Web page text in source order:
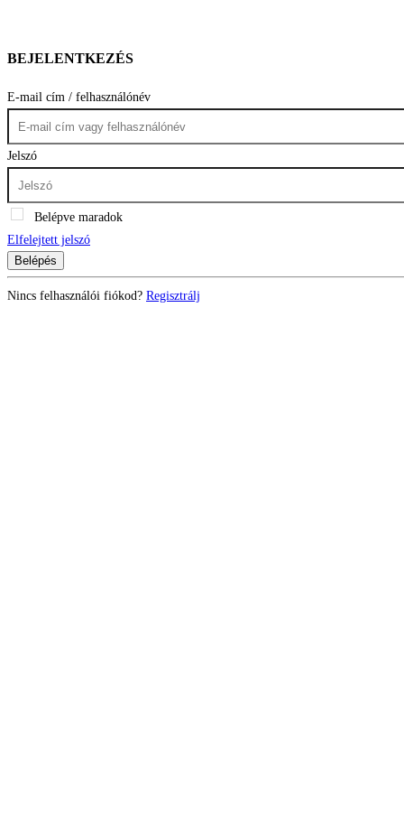
BEJELENTKEZÉS
E-mail cím / felhasználónév
Jelszó
Belépve maradok
Elfelejtett jelszó
Belépés
Nincs felhasználói fiókod? Regisztrálj